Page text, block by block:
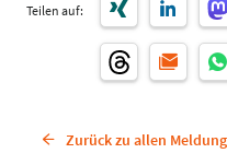
Teilen auf:
Zurück zu allen